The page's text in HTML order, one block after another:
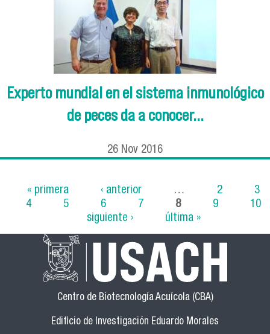
Experto mundial en el sistema inmunológico
de peces da a conocer...
26 Nov 2016
Páginas
« primera ‹ anterior … 2
3
4
5 6 7 8 9
10
siguiente ›
última »
Centro de Biotecnología Acuícola (CBA)
Edificio de Investigación Eduardo Morales